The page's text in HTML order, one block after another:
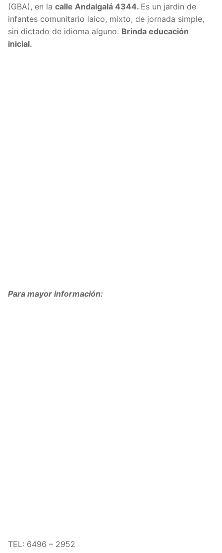
(GBA), en la calle Andalgalá 4344. Es un jardin de
infantes comunitario laico, mixto, de jornada simple,
sin dictado de idioma alguno. Brinda educación
inicial.
Para mayor información:
TEL: 6496 – 2952